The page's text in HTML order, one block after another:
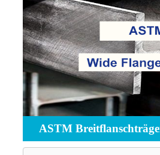
ASTM